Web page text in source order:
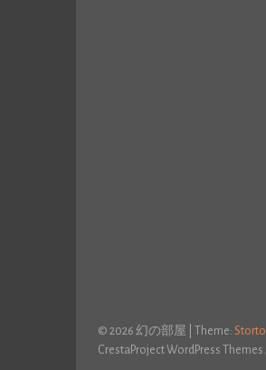
© 2026 幻の部屋 Theme: Storto
CrestaProject WordPress Themes.